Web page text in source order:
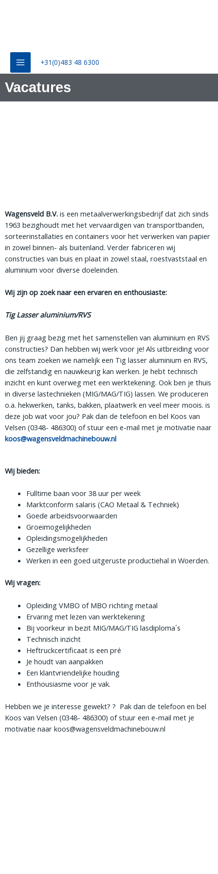
+31(0)483 48 6300
Vacatures
Wagensveld B.V. is een metaalverwerkingsbedrijf dat zich sinds
1963 bezighoudt met het vervaardigen van transportbanden,
sorteerinstallaties en containers voor het verwerken van papier
in zowel binnen- als buitenland. Verder fabriceren wij
constructies van buis en plaat in zowel staal, roestvaststaal en
aluminium voor diverse doeleinden.
Wij zijn op zoek naar een ervaren en enthousiaste:
Tig Lasser aluminium/RVS
Ben jij graag bezig met het samenstellen van aluminium en RVS
constructies? Dan hebben wij werk voor je! Als uitbreiding voor
ons team zoeken we namelijk een Tig lasser aluminium en RVS,
die zelfstandig en nauwkeurig kan werken. Je hebt technisch
inzicht en kunt overweg met een werktekening. Ook ben je thuis
in diverse lastechnieken (MIG/MAG/TIG) lassen. We produceren
o.a. hekwerken, tanks, bakken, plaatwerk en veel meer moois. is
deze job wat voor jou? Pak dan de telefoon en bel Koos van
Velsen (0348- 486300) of stuur een e-mail met je motivatie naar
koos@wagensveldmachinebouw.nl
Wij bieden:
Fulltime baan voor 38 uur per week
Marktconform salaris (CAO Metaal & Techniek)
Goede arbeidsvoorwaarden
Groeimogelijkheden
Opleidingsmogelijkheden
Gezellige werksfeer
Werken in een goed uitgeruste productiehal in Woerden.
Wij vragen:
Opleiding VMBO of MBO richting metaal
Ervaring met lezen van werktekening
Bij voorkeur in bezit MIG/MAG/TIG lasdiploma´s
Technisch inzicht
Heftruckcertificaat is een pré
Je houdt van aanpakken
Een klantvriendelijke houding
Enthousiasme voor je vak.
Hebben we je interesse gewekt? ? Pak dan de telefoon en bel
Koos van Velsen (0348- 486300) of stuur een e-mail met je
motivatie naar koos@wagensveldmachinebouw.nl